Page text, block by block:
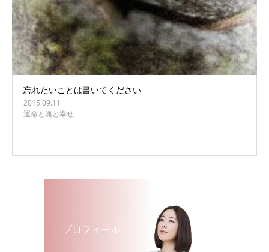
忘れたいことは書いてください
2015.09.11
運命と魂と幸せ
プロフィール